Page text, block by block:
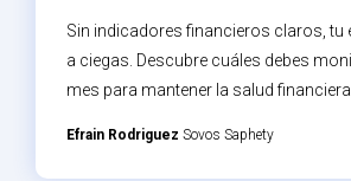
Sin indicadores financieros claros, tu
a ciegas. Descubre cuáles debes
mes para mantener la salud
Efrain Rodriguez Sovos Saphety